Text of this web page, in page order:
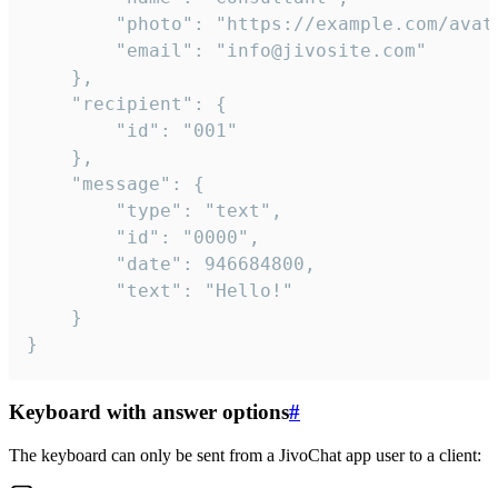
}
Keyboard with answer options#
The keyboard can only be sent from a JivoChat app user to a client: